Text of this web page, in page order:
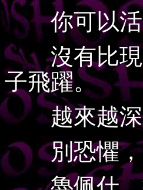
你可以活
沒有比現在
子飛躍。
越來越深
別恐懼，這